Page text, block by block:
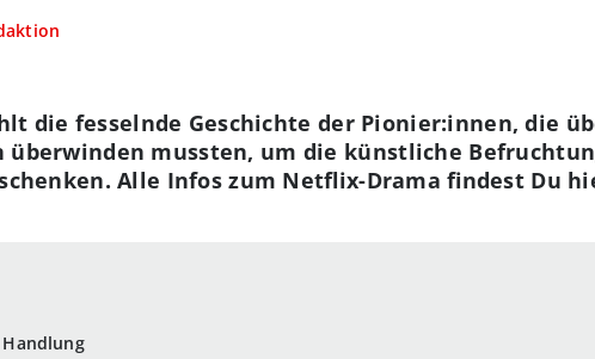
Handlung
die fesselnde Geschichte der Pionier:innen, die
überwinden mussten, um die künstliche
Alle Infos zum Netflix-Drama findest Du